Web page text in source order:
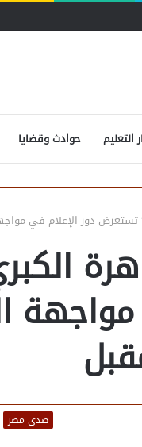
رئيس جهاز التمثيل التجاري
التعليم حوادث وقضايا
تستعرض دور الإعلام في
مواجهة
صدى مصر